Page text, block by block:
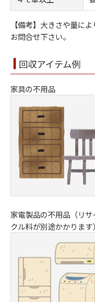
【備考】大きさや量に
お問合せ下さい。
回収アイテム例
家具の不用品
家電製品の不用品（リ
クル料が別途かかります）